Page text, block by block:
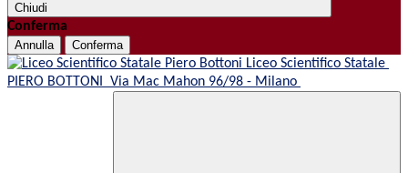
Chiudi
Conferma
Annulla Conferma
Liceo Scientifico Statale
PIERO BOTTONI Via Mac Mahon 96/98 - Milano